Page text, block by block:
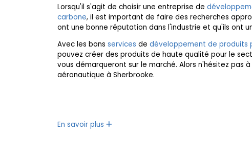
Lorsqu'il s'agit de choisir une entreprise de
carbone, il est important de faire des recherches
ont une bonne réputation dans l'industrie et qu'ils ont
Avec les bons services de développement de produits
pouvez créer des produits de haute qualité pour le
vous démarqueront sur le marché. Alors n'hésitez pas
aéronautique à Sherbrooke.
En savoir plus